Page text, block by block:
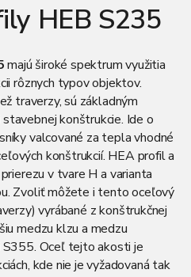
HEB S235
majú široké spektrum využitia
rôznych typov objektov.
traverzy, sú základným
konštrukcie. Ide o
valcované za tepla vhodné
konštrukcií. HEA profila
v tvare H a varianta
Zvoliť môžete i tento oceľový
vyrábané z konštrukčnej
medzu klzu a medzu
Oceľ tejto akosti je
kde nie je vyžadovaná tak